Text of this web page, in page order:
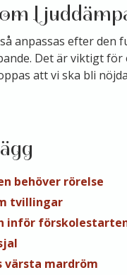
anpassas efter
Det är viktigt
att vi ska bli
behöver rörelse
tvillingar
inför
värsta mardröm